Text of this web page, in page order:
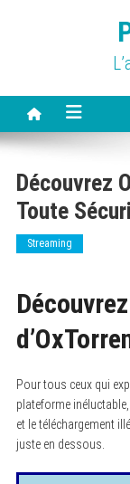
Découvrez
Toute
Streaming
Pour tous ceux qui
plateforme
et le téléchargement
juste en dessous.